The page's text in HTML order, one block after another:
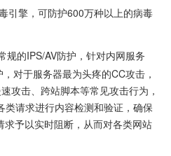
引擎，可防护600万种以上的病毒
规的IPS/AV防护，针对内网服务
对于服务器最为头疼的CC攻击，
攻击、跨站脚本等常见攻击行为，
类请求进行内容检测和验证，确保
予以实时阻断，从而对各类网站